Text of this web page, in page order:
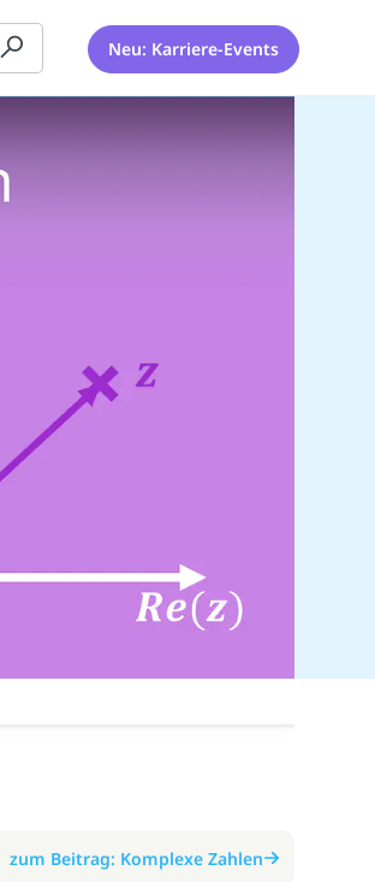
Neu: Karriere-Events
zum Beitrag: Komplexe Zahlen